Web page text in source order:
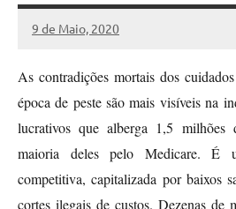
9 de Maio, 2020
Miguel
As contradições mortais dos
época de peste são mais visíveis na
lucrativos que alberga 1,5 milhões
maioria deles pelo Medicare. É
competitiva, capitalizada por baixos
cortes ilegais de custos. Dezenas de